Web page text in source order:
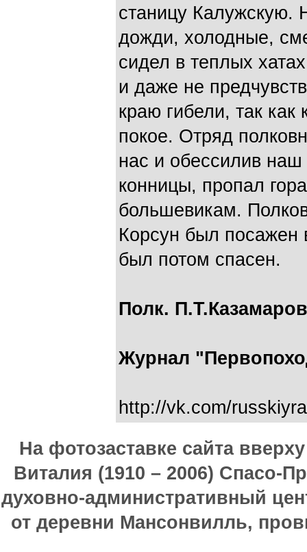
станицу Калужскую.
дожди, холодные,
сидел в теплых
и даже не
краю гибели, так
покое. Отряд
нас и обессилив
конницы, пропал
большевикам.
Корсун был посажен
был потом спасен.
Полк.
Журнал
http://vk.com/
На фотозаставке сайта
Виталия (1910 – 2006) Спасо-
духовно-административный
от деревни Мансонвилль,